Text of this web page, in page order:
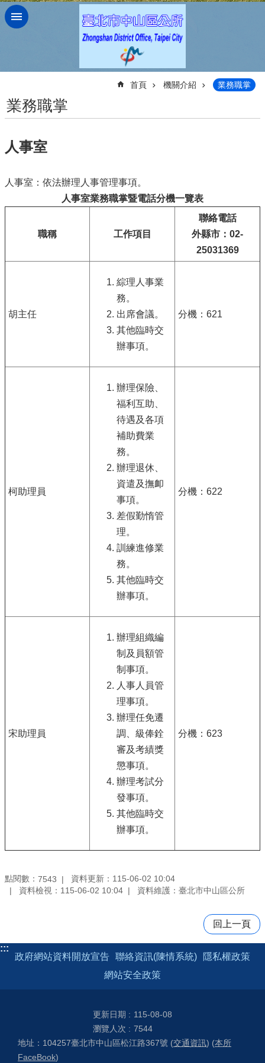
跳到主要內容區塊
首頁 機關介紹 業務職掌
業務職掌
人事室
人事室：依法辦理人事管理事項。
職稱 工作項目
聯絡電話
外縣市：02-
25031369
人事室業務職掌暨電話分機一覽表
胡主任
綜理人事業
務。
出席會議。
其他臨時交
辦事項。
分機：621
柯助理員
辦理保險、
福利互助、
待遇及各項
補助費業
務。
辦理退休、
資遣及撫卹
事項。
差假勤惰管
理。
訓練進修業
務。
其他臨時交
辦事項。
分機：622
宋助理員
辦理組織編
制及員額管
制事項。
人事人員管
理事項。
辦理任免遷
調、級俸銓
審及考績獎
懲事項。
辦理考試分
發事項。
其他臨時交
辦事項。
分機：623
點閱數： 7543
資料更新：115-06-02 10:04
資料檢視：115-06-02 10:04
資料維護：臺北市中山區公所
回上一頁
:::
政府網站資料開放宣告 聯絡資訊(陳情系統)
隱私權政策
網站安全政策
更新日期
115-08-08
瀏覽人次
7544
地址：104257臺北市中山區松江路367號 (交通資訊) (本所
FaceBook)